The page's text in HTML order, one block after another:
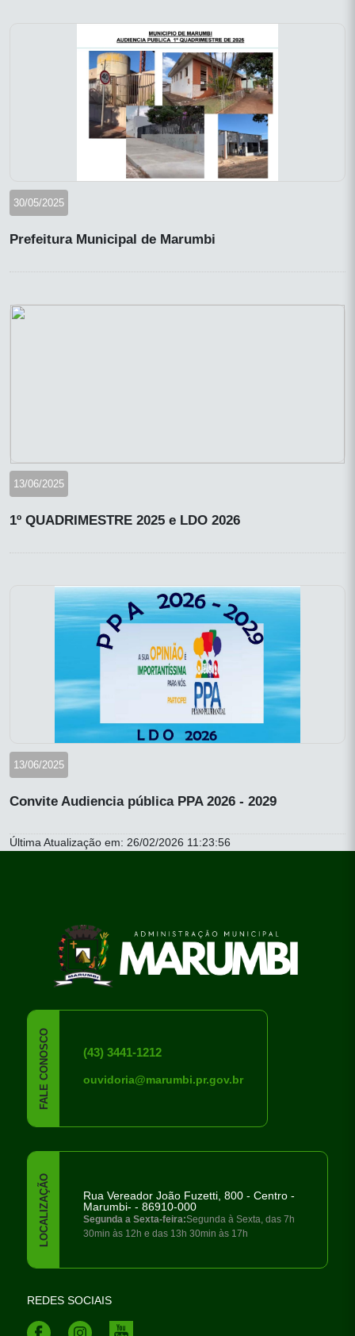
30/05/2025
Prefeitura Municipal de Marumbi
13/06/2025
1º QUADRIMESTRE 2025 e LDO 2026
13/06/2025
Convite Audiencia pública PPA 2026 - 2029
Última Atualização em: 26/02/2026 11:23:56
FALE CONOSCO (43) 3441-1212
ouvidoria@marumbi.pr.gov.br
LOCALIZAÇÃO
Rua Vereador João Fuzetti, 800 - Centro -
Marumbi- - 86910-000
Segunda a Sexta-feira:Segunda à Sexta, das 7h
30min às 12h e das 13h 30min às 17h
REDES SOCIAIS